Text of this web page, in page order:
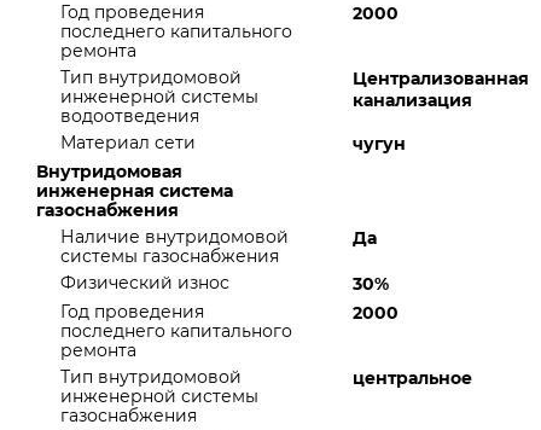
Год проведения
последнего капитального
ремонта
2000
Тип внутридомовой
инженерной системы
водоотведения
Централизованная
канализация
Материал сети
чугун
Внутридомовая
инженерная система
газоснабжения
Наличие внутридомовой
системы газоснабжения
Да
Физический износ
30%
Год проведения
последнего капитального
ремонта
2000
Тип внутридомовой
инженерной системы
газоснабжения
центральное